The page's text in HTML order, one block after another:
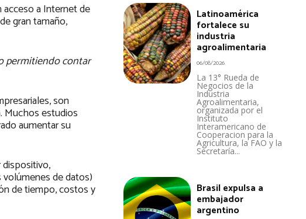
a Internet de
gran tamaño,
permitiendo contar
son
Muchos estudios
aumentar su
de datos)
de tiempo, costos y
Latinoamérica
fortalece su
industria
agroalimentaria
06/08/2026
La 13° Rueda de
Negocios de la
Industria
Agroalimentaria,
organizada por el
Instituto
Interamericano de
Cooperacion para la
Agricultura, la FAO y la
Secretaría...
Brasil expulsa a
embajador
argentino